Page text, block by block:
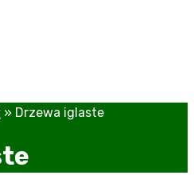
» Drzewa iglaste